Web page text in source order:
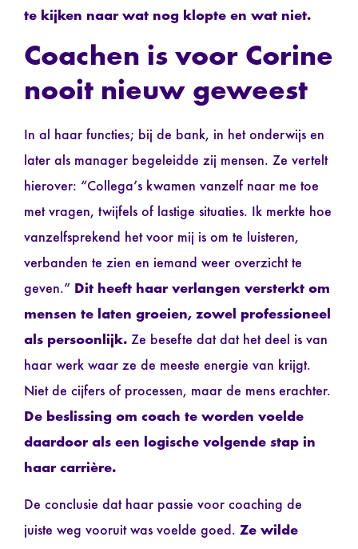
te kijken naar wat nog klopte en wat niet.
Coachen is voor Corine
nooit nieuw geweest
In al haar functies; bij de bank, in het onderwijs en
later als manager begeleidde zij mensen. Ze vertelt
hierover: “Collega’s kwamen vanzelf naar me toe
met vragen, twijfels of lastige situaties. Ik merkte hoe
vanzelfsprekend het voor mij is om te luisteren,
verbanden te zien en iemand weer overzicht te
geven.” Dit heeft haar verlangen versterkt om
mensen te laten groeien, zowel professioneel
als persoonlijk. Ze besefte dat dat het deel is van
haar werk waar ze de meeste energie van krijgt.
Niet de cijfers of processen, maar de mens erachter.
De beslissing om coach te worden voelde
daardoor als een logische volgende stap in
haar carrière.
De conclusie dat haar passie voor coaching de
juiste weg vooruit was voelde goed. Ze wilde